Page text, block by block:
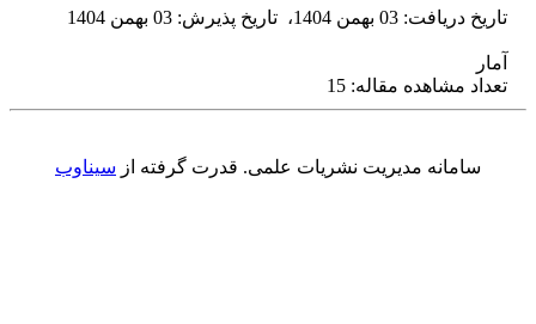
تاریخ دریافت: 03 بهمن 1404 ، تاریخ پذیرش: 03 بهمن 1404
آمار
تعداد مشاهده مقاله: 15
سامانه مدیریت نشریات علمی. قدرت گرفته از سیناوب